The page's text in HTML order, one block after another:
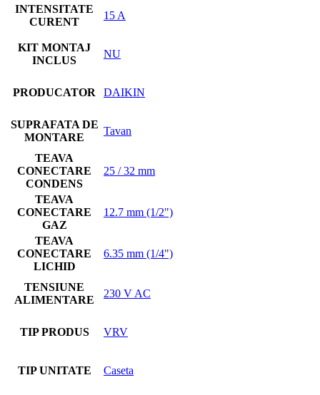
INTENSITATE
CURENT
15 A
KIT MONTAJ
INCLUS
NU
PRODUCATOR DAIKIN
SUPRAFATA DE
MONTARE
Tavan
TEAVA
CONECTARE
CONDENS
25 / 32 mm
TEAVA
CONECTARE
GAZ
12.7 mm (1/2")
TEAVA
CONECTARE
LICHID
6.35 mm (1/4")
TENSIUNE
ALIMENTARE
230 V AC
TIP PRODUS VRV
TIP UNITATE Caseta